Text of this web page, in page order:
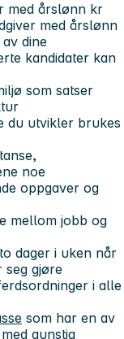
med årslønn kr
med årslønn
dine
kandidater kan
som satser
du utvikler brukes
noe
oppgaver og
mellom jobb og
dager i uken når
seg gjøre
i alle
som har en av
gunstig